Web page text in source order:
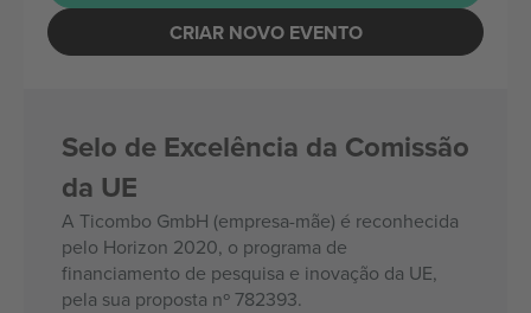
CRIAR NOVO EVENTO
Selo de Excelência da Comissão
da UE
A Ticombo GmbH (empresa-mãe) é reconhecida
pelo Horizon 2020, o programa de
financiamento de pesquisa e inovação da UE,
pela sua proposta nº 782393.